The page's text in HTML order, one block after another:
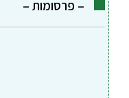
– פרסומות –